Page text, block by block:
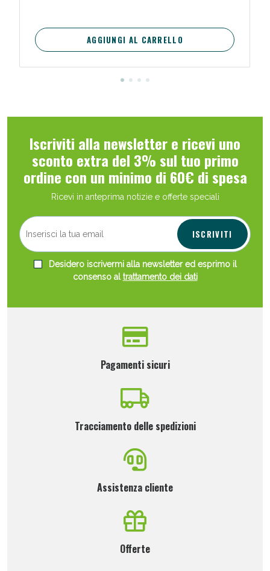
AGGIUNGI AL CARRELLO
Iscriviti alla newsletter e ricevi uno
sconto extra del 3% sul tuo primo
ordine con un minimo di 60€ di spesa
Ricevi in anteprima notizie e offerte speciali
ISCRIVITI
Desidero iscrivermi alla newsletter ed esprimo il
consenso altrattamento dei dati
Pagamenti sicuri
Tracciamento delle spedizioni
Assistenza cliente
Offerte
Scopri le offerte di Oggi